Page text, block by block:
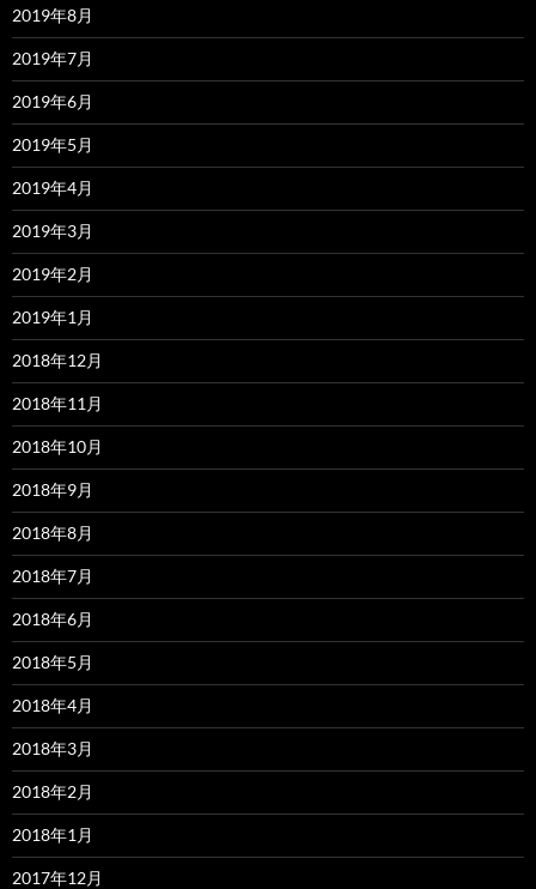
2019年8月
2019年7月
2019年6月
2019年5月
2019年4月
2019年3月
2019年2月
2019年1月
2018年12月
2018年11月
2018年10月
2018年9月
2018年8月
2018年7月
2018年6月
2018年5月
2018年4月
2018年3月
2018年2月
2018年1月
2017年12月